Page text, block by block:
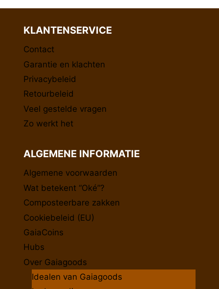
KLANTENSERVICE
Contact
Garantie en klachten
Privacybeleid
Retourbeleid
Veel gestelde vragen
Zo werkt het
ALGEMENE INFORMATIE
Algemene voorwaarden
Wat betekent “Oké”?
Composteerbare zakken
Cookiebeleid (EU)
GaiaCoins
Hubs
Over Gaiagoods
Idealen van Gaiagoods